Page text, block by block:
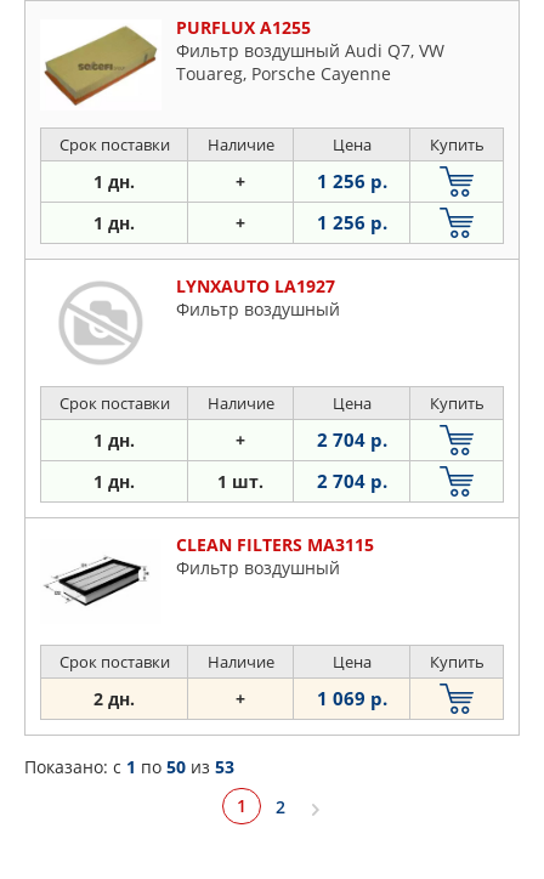
PURFLUX A1255
Фильтр воздушный Audi Q7, VW
Touareg, Porsche Cayenne
Срок поставки Наличие Цена Купить
1 дн. + 1 256 р.
1 дн. + 1 256 р.
LYNXAUTO LA1927
Фильтр воздушный
Срок поставки Наличие Цена Купить
1 дн. + 2 704 р.
1 дн. 1 шт. 2 704 р.
CLEAN FILTERS MA3115
Фильтр воздушный
Срок поставки Наличие Цена Купить
2 дн. + 1 069 р.
Показано: c 1 по 50 из 53
1
2